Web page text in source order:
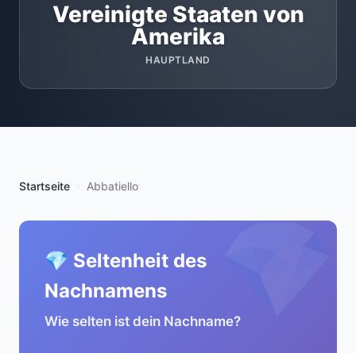
Vereinigte Staaten von
Amerika
HAUPTLAND
Startseite Abbatiello
💎
💎 Seltenheit des
Nachnamens
Wie selten ist dein Nachname?